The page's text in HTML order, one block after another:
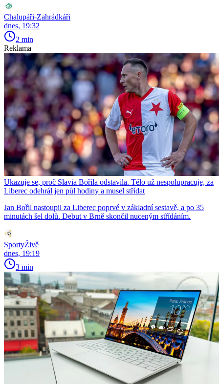
Chalupáři-Zahrádkáři
dnes, 19:32
2 min
Reklama
Ukazuje se, proč Slavia Bořila odstavila. Tělo už nespolupracuje, za
Liberec odehrál jen půl hodiny a musel střídat
Jan Bořil nastoupil za Liberec poprvé v základní sestavě, a po 35
minutách šel dolů. Debut v Brně skončil nuceným střídáním.
SportyŽivě
dnes, 19:19
3 min